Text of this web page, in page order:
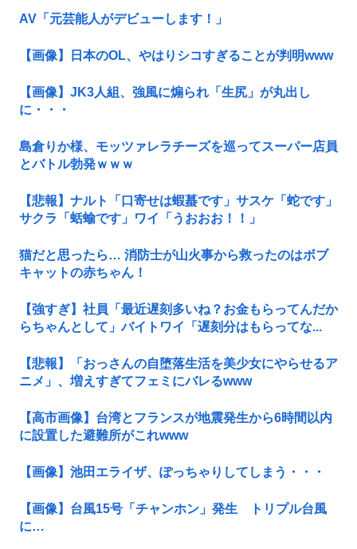
AV「元芸能人がデビューします！」
【画像】日本のOL、やはりシコすぎることが判明www
【画像】JK3人組、強風に煽られ「生尻」が丸出し
に・・・
島倉りか様、モッツァレラチーズを巡ってスーパー店員
とバトル勃発ｗｗｗ
【悲報】ナルト「口寄せは蝦蟇です」サスケ「蛇です」
サクラ「蛞蝓です」ワイ「うおおお！！」
猫だと思ったら… 消防士が山火事から救ったのはボブ
キャットの赤ちゃん！
【強すぎ】社員「最近遅刻多いね？お金もらってんだか
らちゃんとして」バイトワイ「遅刻分はもらってな...
【悲報】「おっさんの自堕落生活を美少女にやらせるア
ニメ」、増えすぎてフェミにバレるwww
【高市画像】台湾とフランスが地震発生から6時間以内
に設置した避難所がこれwww
【画像】池田エライザ、ぽっちゃりしてしまう・・・
【画像】台風15号「チャンホン」発生 トリプル台風
に…